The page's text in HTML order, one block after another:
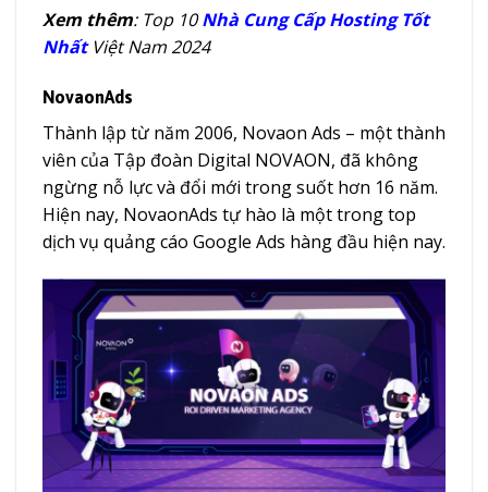
Xem thêm: Top 10Nhà Cung Cấp Hosting Tốt
Nhất Việt Nam 2024
NovaonAds
Thành lập từ năm 2006, Novaon Ads – một thành
viên của Tập đoàn Digital NOVAON, đã không
ngừng nỗ lực và đổi mới trong suốt hơn 16 năm.
Hiện nay, NovaonAds tự hào là một trong top
dịch vụ quảng cáo Google Ads hàng đầu hiện nay.